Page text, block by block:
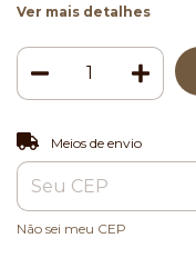
Ver mais detalhes
Entregas para o CEP:
Meios de envio
Não sei meu CEP